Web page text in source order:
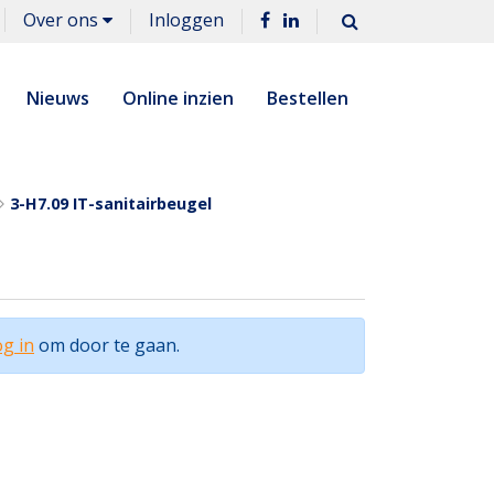
Over ons Inloggen
Nieuws Online inzien Bestellen
3-H7.09 IT-sanitairbeugel
in om door te gaan.